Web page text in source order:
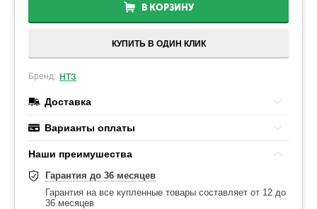
В КОРЗИНУ
КУПИТЬ В ОДИН КЛИК
Бренд: НТЗ
Доставка
Варианты оплаты
Наши преимушества
Гарантия до 36 месяцев
Гарантия на все купленные товары составляет от 12 до
36 месяцев